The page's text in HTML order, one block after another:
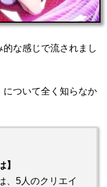
な感じで流されまし
について全く知らなか
】
、5人のクリエイ